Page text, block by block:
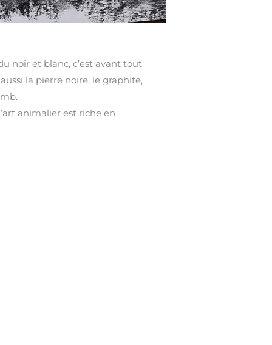
noir et blanc, c’est avant tout
la pierre noire, le graphite,
animalier est riche en